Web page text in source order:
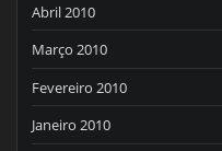
Abril 2010
Março 2010
Fevereiro 2010
Janeiro 2010